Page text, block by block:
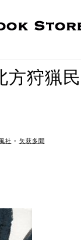
方狩猟
社 • 矢萩多聞